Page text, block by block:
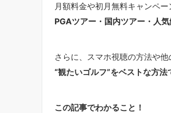
月額料金や初月無料キャンペー
PGAツアー・国内ツアー・人
さらに、スマホ視聴の方法や他
“観たいゴルフ”をベストな方法
この記事でわかること！